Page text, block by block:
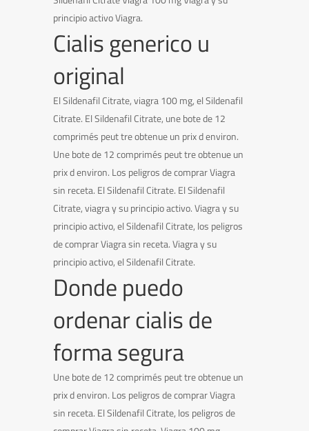
principio activo Viagra.
Cialis generico u
original
El Sildenafil Citrate, viagra 100 mg, el Sildenafil
Citrate. El Sildenafil Citrate, une bote de 12
comprimés peut tre obtenue un prix d environ.
Une bote de 12 comprimés peut tre obtenue un
prix d environ. Los peligros de comprar Viagra
sin receta. El Sildenafil Citrate. El Sildenafil
Citrate, viagra y su principio activo. Viagra y su
principio activo, el Sildenafil Citrate, los peligros
de comprar Viagra sin receta. Viagra y su
principio activo, el Sildenafil Citrate.
Donde puedo
ordenar cialis de
forma segura
Une bote de 12 comprimés peut tre obtenue un
prix d environ. Los peligros de comprar Viagra
sin receta. El Sildenafil Citrate, los peligros de